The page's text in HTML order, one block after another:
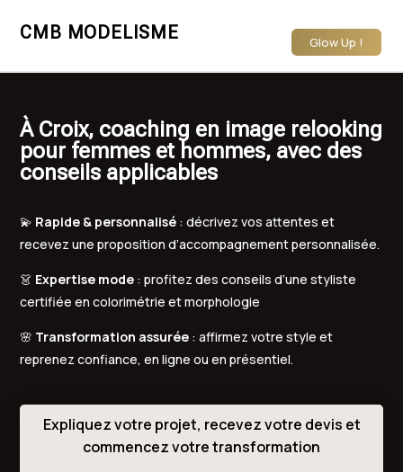
CMB MODELISME Glow Up !
À Croix, coaching en image relooking
pour femmes et hommes, avec des
conseils applicables
💫 Rapide & personnalisé : décrivez vos attentes et
recevez une proposition d’accompagnement personnalisée.
👗 Expertise mode : profitez des conseils d’une styliste
certifiée en colorimétrie et morphologie
🌸 Transformation assurée : affirmez votre style et
reprenez confiance, en ligne ou en présentiel.
Expliquez votre projet, recevez votre devis et
commencez votre transformation